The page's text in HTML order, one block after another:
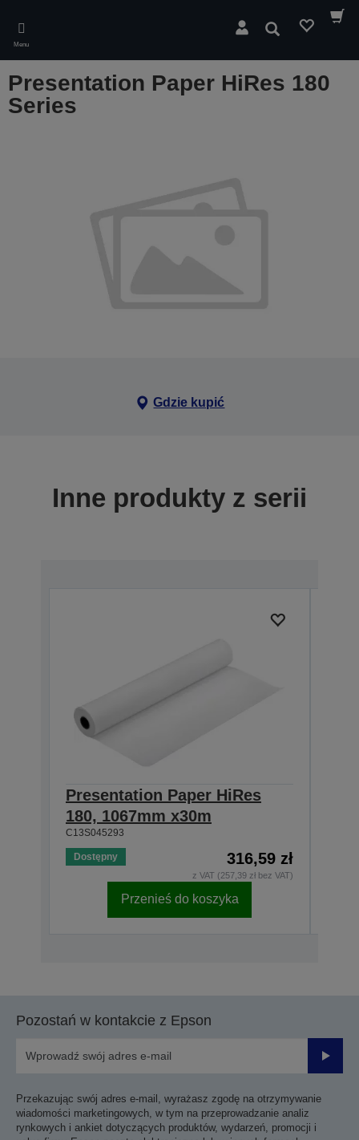
main
content
Menu
Wyszukaj
Presentation Paper HiRes 180
Series
Gdzie kupić
Inne produkty z serii
Presentation Paper HiRes
180, 1067mm x30m
C13S045293
Dostępny 316,59 zł
z VAT (257,39 zł bez VAT)
Przenieś do koszyka
Pozostań w kontakcie z Epson
Przekazując swój adres e-mail, wyrażasz zgodę na otrzymywanie
wiadomości marketingowych, w tym na przeprowadzanie analiz
rynkowych i ankiet dotyczących produktów, wydarzeń, promocji i